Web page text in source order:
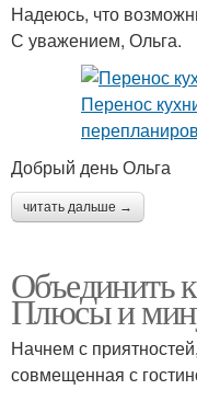
Надеюсь, что
С уважением, Ольга.
Добрый день Ольга
читать дальше →
Объединить
Плюсы и
Начнем с
совмещенная с